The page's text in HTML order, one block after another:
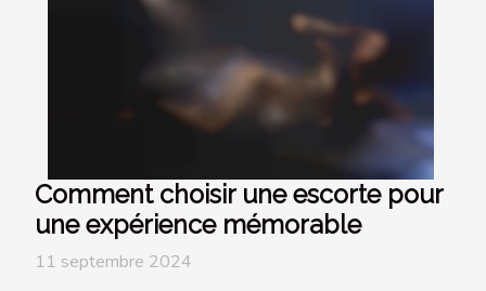
Comment choisir une escorte pour
une expérience mémorable
11 septembre 2024